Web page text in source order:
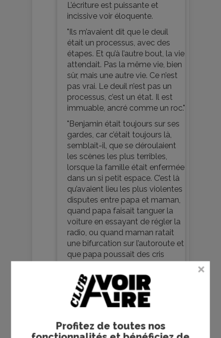
Profitez de toutes nos
L’écriture est puissante et
incissive voir éloquente.
"Ils m’avaient dit que le deuil
était un processus, avec des
étapes. Et qu’à l’autre bout, la vie
attendait. Pas la même vie, bien
sûr, mais une autre vie. Ce n’est
pas vrai. Le deuil n’est pas un
processus, c’est un état. Il est
immuable, ancré comme un roc."
"Benjamin était toujours sur ses
gardes, car c’était toujours là,
semblait-il, que se déroulaient
les scènes les plus terribles,
lorsque la famille était enfermée
dans un si petit espace. C’est là
qu’avaient lieu les plus violentes
disputes entre papa et maman,
quand papa faisait tanguer la
voiture en essayant de régler la
radio, ou quand maman ratait
une bifurcation sur l’autoroute et
que papa poussait des cris
la sortie derrière eux."
"Il a vécu toute sa vie d’adulte en
suspens, entre parenthèses pour
dans sa poitrine, il est pris d’une
curieuse euphorie, celle d’être